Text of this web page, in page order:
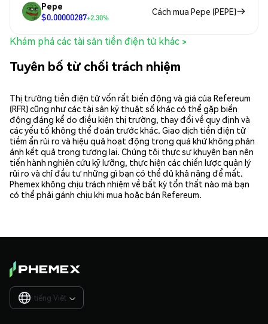
Pepe
$0.00000287+2.30%
Cách mua Pepe (PEPE)
Khám phá các tài sản tiền điện tử khác >
Tuyên bố từ chối trách nhiệm
Thị trường tiền điện tử vốn rất biến động và giá của Refereum
(RFR) cũng như các tài sản kỹ thuật số khác có thể gặp biến
động đáng kể do điều kiện thị trường, thay đổi về quy định và
các yếu tố không thể đoán trước khác. Giao dịch tiền điện tử
tiềm ẩn rủi ro và hiệu quả hoạt động trong quá khứ không phản
ánh kết quả trong tương lai. Chúng tôi thực sự khuyên bạn nên
tiến hành nghiên cứu kỹ lưỡng, thực hiện các chiến lược quản lý
rủi ro và chỉ đầu tư những gì bạn có thể đủ khả năng để mất.
Phemex không chịu trách nhiệm về bất kỳ tổn thất nào mà bạn
có thể phải gánh chịu khi mua hoặc bán Refereum.
tiếng Việt 